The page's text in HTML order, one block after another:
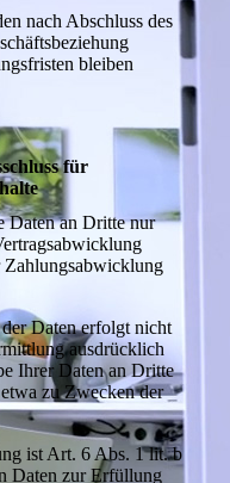
nach Abschluss des
bleiben
für
Daten an Dritte nur
Zahlungsabwicklung
Daten erfolgt nicht
ausdrücklich
Ihrer Daten an Dritte
zu Zwecken der
ist Art. 6 Abs. 1 lit. b
Daten zur Erfüllung